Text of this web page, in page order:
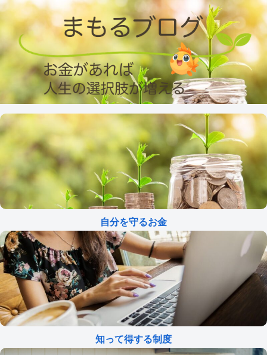
自分を守るお金
知って得する制度